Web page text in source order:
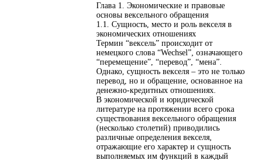
Глава 1. Экономические и правовые
основы вексельного обращения
1.1. Сущность, место и роль векселя в
экономических отношениях
Термин “вексель” происходит от
немецкого слова “Wechsel”, означающего
“перемещение”, “перевод”, “мена”.
Однако, сущность векселя – это не только
перевод, но и обращение, основанное на
денежно-кредитных отношениях.
В экономической и юридической
литературе на протяжении всего срока
существования вексельного обращения
(несколько столетий) приводились
различные определения векселя,
отражающие его характер и сущность
выполняемых им функций в каждый